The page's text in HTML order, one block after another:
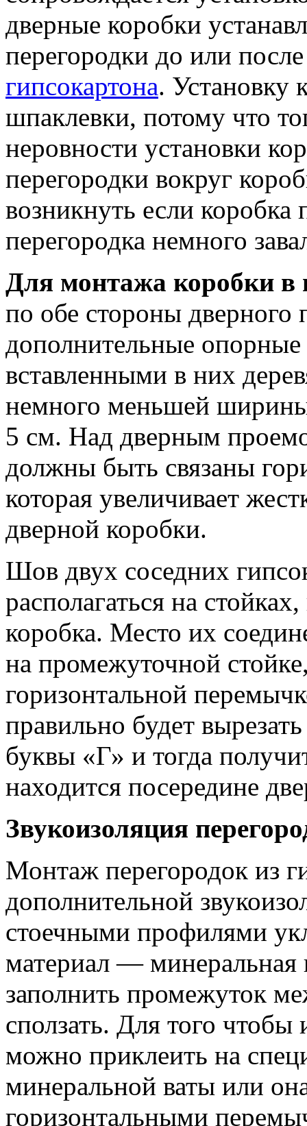
дверные коробки
перегородки до или
гипсокартона. Установку
шпаклевки, потому что
неровности установки
перегородки вокруг
возникнуть если коробка
перегородка немного
Для монтажа коробки в
по обе стороны
дополнительные
вставленными в них
немного меньшей
5 см. Над дверным
должны быть связаны
которая увеличивает
дверной коробки.
Шов двух соседних
располагаться на
коробка. Место их
на промежуточной
горизонтальной
правильно будет
буквы «Г» и тогда
находится посередине
Звукоизоляция
Монтаж перегородок из
дополнительной
стоечными профилями
материал — минеральная
заполнить промежуток
сползать. Для того чтобы
можно приклеить на
минеральной ваты или
горизонтальными